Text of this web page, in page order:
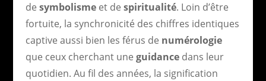
de symbolismeet de spiritualité. Loin d’être
fortuite, la synchronicité des chiffres identiques
captive aussi bien les férus de numérologie
que ceux cherchant une guidancedans leur
quotidien. Au fil des années, la signification